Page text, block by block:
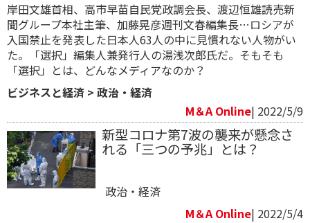
岸田文雄首相、高市早苗自民党政調会長、渡辺恒雄読売新
聞グループ本社主筆、加藤晃彦週刊文春編集長…ロシアが
入国禁止を発表した日本人63人の中に見慣れない人物がい
た。「選択」編集人兼発行人の湯浅次郎氏だ。そもそも
「選択」とは、どんなメディアなのか？
ビジネスと経済 > 政治・経済
M＆A Online| 2022/5/9
新型コロナ第7波の襲来が懸念さ
れる「三つの予兆」とは？
政治・経済
M＆A Online| 2022/5/4